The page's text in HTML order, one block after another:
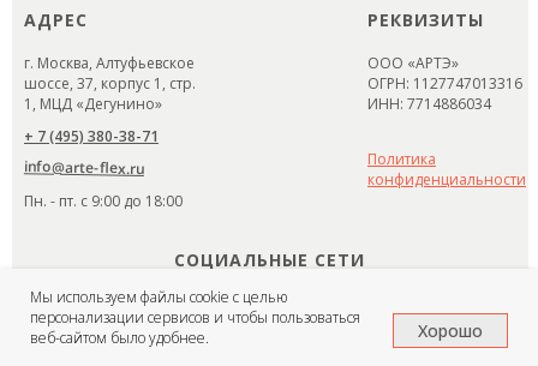
Печать этикеток в Москве
Использование материалов разрешено
только при условии указания источника
Предложения на сайте не являются
публичной офертой
Мы используем файлы cookie с целью
персонализации сервисов и чтобы пользоваться
веб-сайтом было удобнее.
Хорошо